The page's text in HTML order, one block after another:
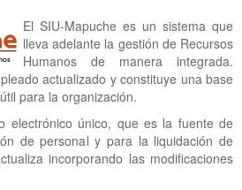
El SIU-Mapuche es un sistema que
lleva adelante la gestión de Recursos
Humanos de manera integrada.
actualizado y constituye una base
para la organización.
electrónico único, que es la fuente de
de personal y para la liquidación de
incorporando las modificaciones